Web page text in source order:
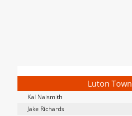
Luton Town
Kal Naismith
Jake Richards